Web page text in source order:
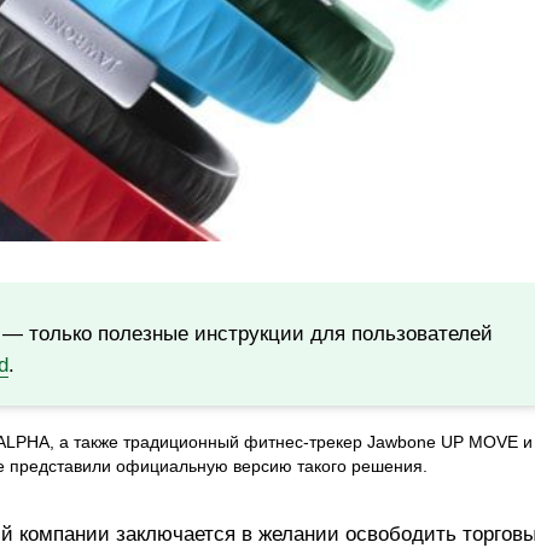
только полезные инструкции для пользователей
.
а также традиционный фитнес-трекер Jawbone UP MOVE и
представили официальную версию такого решения.
компании заключается в желании освободить